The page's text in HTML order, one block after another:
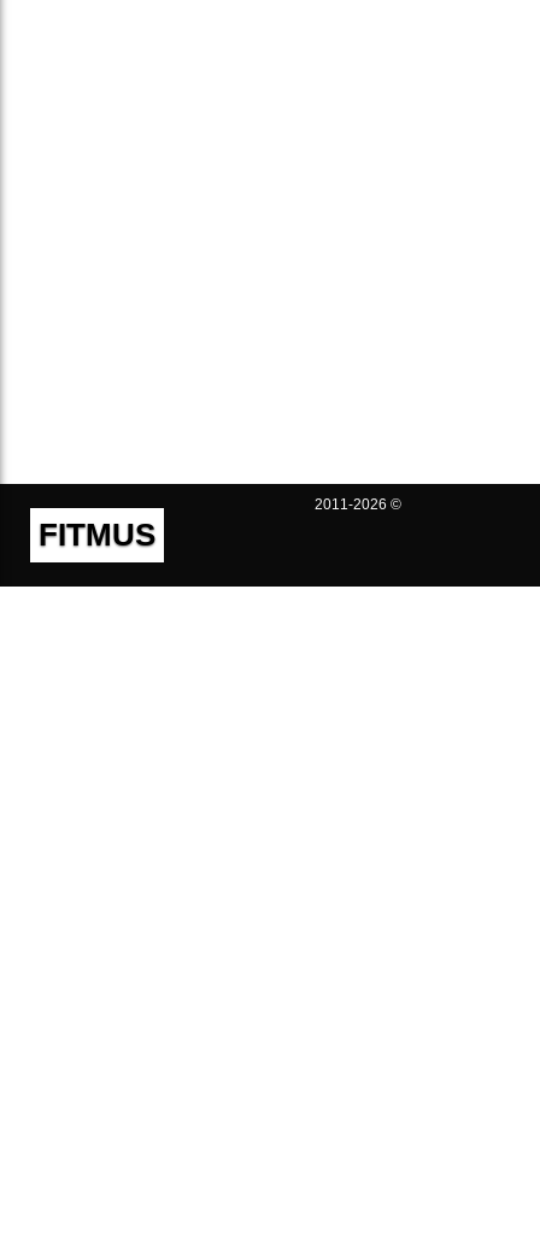
FITMUS
2011-2026 ©